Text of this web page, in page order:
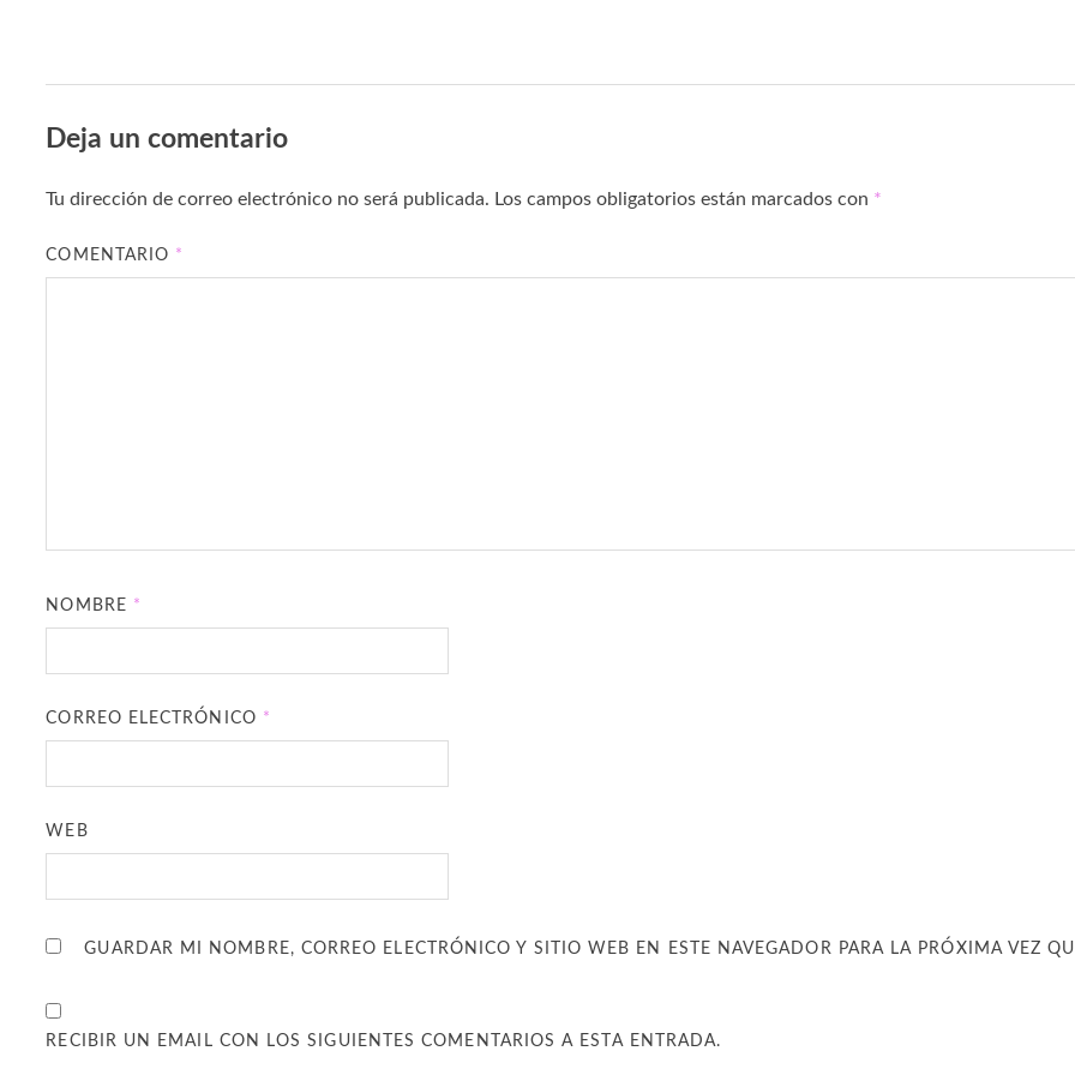
Deja un comentario
Tu dirección de correo electrónico no será publicada. Los campos obligatorios están marcados con *
COMENTARIO *
NOMBRE *
CORREO ELECTRÓNICO *
WEB
GUARDAR MI NOMBRE, CORREO ELECTRÓNICO Y SITIO WEB EN ESTE NAVEGADOR PARA LA PRÓXIMA VEZ
RECIBIR UN EMAIL CON LOS SIGUIENTES COMENTARIOS A ESTA ENTRADA.